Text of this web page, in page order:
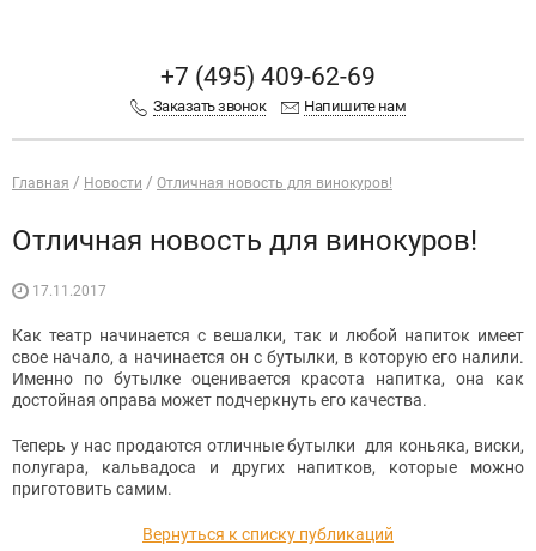
+7 (495) 409-62-69
Заказать звонок Напишите нам
Главная Новости Отличная новость для винокуров!
Отличная новость для винокуров!
17.11.2017
Как театр начинается с вешалки, так и любой напиток имеет
свое начало, а начинается он с бутылки, в которую его налили.
Именно по бутылке оценивается красота напитка, она как
достойная оправа может подчеркнуть его качества.
Теперь у нас продаются отличные бутылки для коньяка, виски,
полугара, кальвадоса и других напитков, которые можно
приготовить самим.
Вернуться к списку публикаций